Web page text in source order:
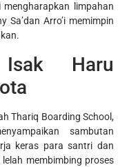
limpahan
Sa’dan Arro’i memimpin
Haru
Thariq Boarding School,
sambutan
keras para santri dan
membimbing proses